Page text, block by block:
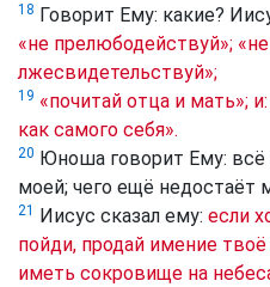
18 Говорит Ему: какие?
«не прелюбодействуй»;
лжесвидетельствуй»;
19 «почитай отца и мать»;
как самого себя».
20 Юноша говорит Ему: всё
моей; чего ещё недостаёт
21 Иисус сказал ему: если
пойди, продай имение
иметь сокровище на